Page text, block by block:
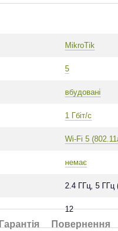
MikroTik
5
вбудовані
1 Гбіт/с
Wi-Fi 5
немає
2.4 ГГц, 5 ГГц
12
Гарантія Повернення